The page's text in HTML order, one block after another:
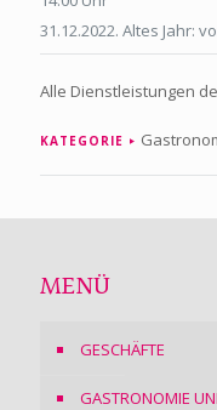
31.12.2022. Altes Jahr:
Alle Dienstleistungen
KATEGORIE
MENÜ
GESCHÄFTE
GASTRONOMIE